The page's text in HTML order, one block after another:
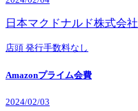
日本マクドナルド株式会社
店頭 発行手数料なし
Amazonプライム会費
2024/02/03